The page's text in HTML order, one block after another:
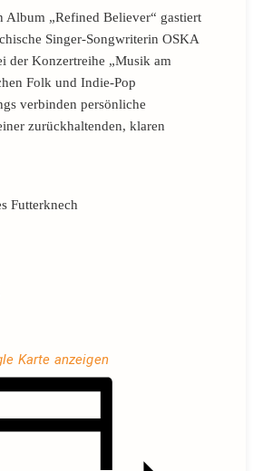
Album „Refined Believer“ gastiert
Singer-Songwriterin OSKA
der Konzertreihe „Musik am
Folk und Indie-Pop
verbinden persönliche
zurückhaltenden, klaren
Futterknech
Karte anzeigen